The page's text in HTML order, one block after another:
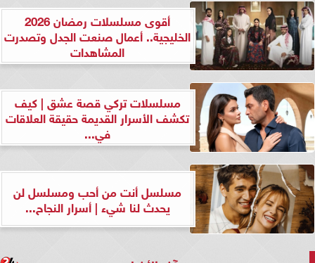
أقوى مسلسلات رمضان 2026
الخليجية.. أعمال صنعت الجدل وتصدرت
المشاهدات
مسلسلات تركي قصة عشق | كيف
تكشف الأسرار القديمة حقيقة العلاقات
في...
مسلسل أنت من أحب ومسلسل لن
يحدث لنا شيء | أسرار النجاح...